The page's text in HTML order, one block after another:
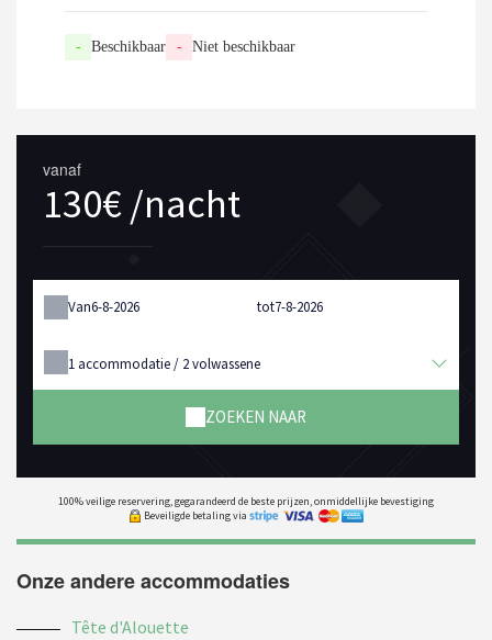
- Beschikbaar - Niet beschikbaar
vanaf
130€ /nacht
Van tot
1 accommodatie / 2volwassene
ZOEKEN NAAR
100% veilige reservering, gegarandeerd de beste prijzen, onmiddellijke bevestiging
Beveiligde betaling via
Onze andere accommodaties
Tête d'Alouette